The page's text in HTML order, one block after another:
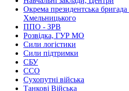
Окрема президентська бригада
Хмельницького
ППО - ЗРВ
Розвідка, ГУР МО
Сили логістики
Сили підтримки
СБУ
ССО
Сухопутні війська
Танкові Війська